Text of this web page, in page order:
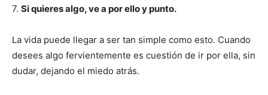
7. Si quieres algo, ve a por ello y punto.
La vida puede llegar a ser tan simple como esto. Cuando
desees algo fervientemente es cuestión de ir por ella, sin
dudar, dejando el miedo atrás.